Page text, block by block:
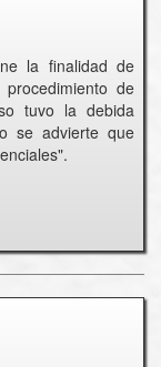
la finalidad de
de
tuvo la debida
se advierte que